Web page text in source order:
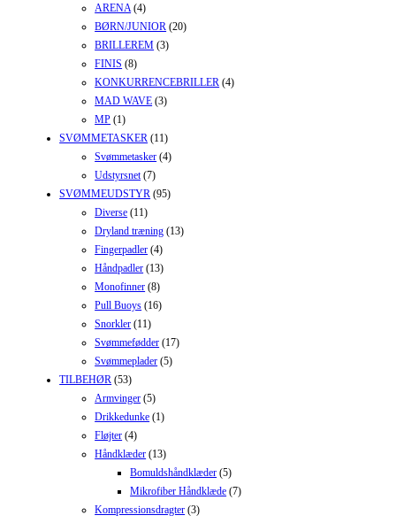
ARENA (4)
BØRN/JUNIOR (20)
BRILLEREM (3)
FINIS (8)
KONKURRENCEBRILLER (4)
MAD WAVE (3)
MP (1)
SVØMMETASKER (11)
Svømmetasker (4)
Udstyrsnet (7)
SVØMMEUDSTYR (95)
Diverse (11)
Dryland træning (13)
Fingerpadler (4)
Håndpadler (13)
Monofinner (8)
Pull Buoys (16)
Snorkler (11)
Svømmefødder (17)
Svømmeplader (5)
TILBEHØR (53)
Armvinger (5)
Drikkedunke (1)
Fløjter (4)
Håndklæder (13)
Bomuldshåndklæder (5)
Mikrofiber Håndklæde (7)
Kompressionsdragter (3)